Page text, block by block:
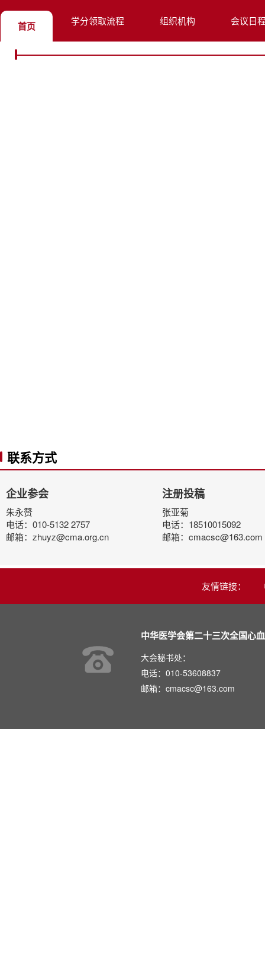
首页 学分领取流程 组织机构 会议日
联系方式
企业参会
朱永赞
电话：010-5132 2757
邮箱：zhuyz@cma.org.cn
注册投稿
张亚菊
电话：18510015092
邮箱：cmacsc@163.com
友情链接：
中华医学会第二十三次全国心
大会秘书处：
电话：010-53608837
邮箱：cmacsc@163.com